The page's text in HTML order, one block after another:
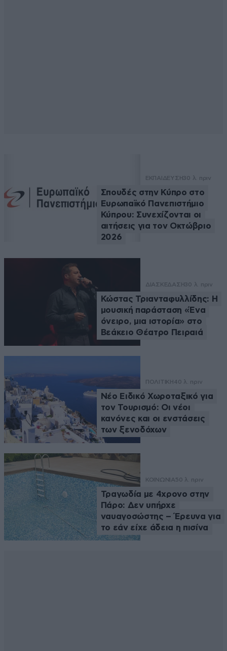
ΕΚΠΑΙΔΕΥΣΗ30 λ. πριν
Σπουδές στην Κύπρο στο
Ευρωπαϊκό Πανεπιστήμιο
Κύπρου: Συνεχίζονται οι
αιτήσεις για τον Οκτώβριο
2026
ΔΙΑΣΚΕΔΑΣΗ30 λ. πριν
Κώστας Τριανταφυλλίδης: Η
μουσική παράσταση «Ένα
όνειρο, μια ιστορία» στο
Βεάκειο Θέατρο Πειραιά
ΠΟΛΙΤΙΚΗ40 λ. πριν
Νέο Ειδικό Χωροταξικό για
τον Τουρισμό: Οι νέοι
κανόνες και οι ενστάσεις
των ξενοδόχων
ΚΟΙΝΩΝΙΑ50 λ. πριν
Τραγωδία με 4χρονο στην
Πάρο: Δεν υπήρχε
ναυαγοσώστης – Έρευνα για
το εάν είχε άδεια η πισίνα